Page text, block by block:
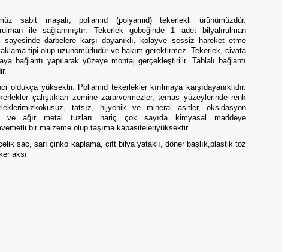
sabit maşalı, poliamid (polyamid) tekerlekli ürünümüzdür.
ile sağlanmıştır. Tekerlek göbeğinde 1 adet bilyalırulman
sayesinde darbelere karşı dayanıklı, kolayve sessiz hareket etme
tipi olup uzunömürlüdür ve bakım gerektirmez. Tekerlek, civata
bağlantı yapılarak yüzeye montaj gerçekleştirilir. Tablalı bağlantı
oldukça yüksektir. Poliamid tekerlekler kırılmaya karşıdayanıklıdır.
çalıştıkları zemine zararvermezler, temas yüzeylerinde renk
tatsız, hijyenik ve mineral asitler, oksidasyon
ve ağır metal tuzları hariç çok sayıda kimyasal maddeye
bir malzeme olup taşıma kapasiteleriyüksektir.
sac, sarı çinko kaplama, çift bilya yataklı, döner başlık,plastik toz
aksı